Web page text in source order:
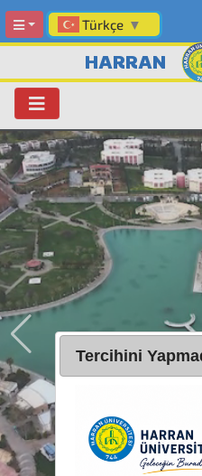
Türkçe ▼
HARRAN
Tercihini